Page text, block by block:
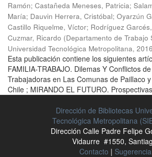
Ramón; Castañeda Meneses, Patricia;
María; Dauvin Herrera, Cristóbal; Oyarzún
Castillo Riquelme, Víctor; Rodríguez
Cuzmar, Ricardo (Departamento de Trabajo
Universidad Tecnológica Metropolitana, 2016
Esta publicación contiene los siguientes
FAMILIA-TRABAJO. Dilemas Y Conflictos
Trabajadoras en Las Comunas de Paillaco
Chile ; MIRANDO EL FUTURO.
Dirección de Bibliotecas
Tecnológica Metropolitana
Dirección Calle Padre Felipe
Vidaurre #1550,
Contacto | Sugerencia